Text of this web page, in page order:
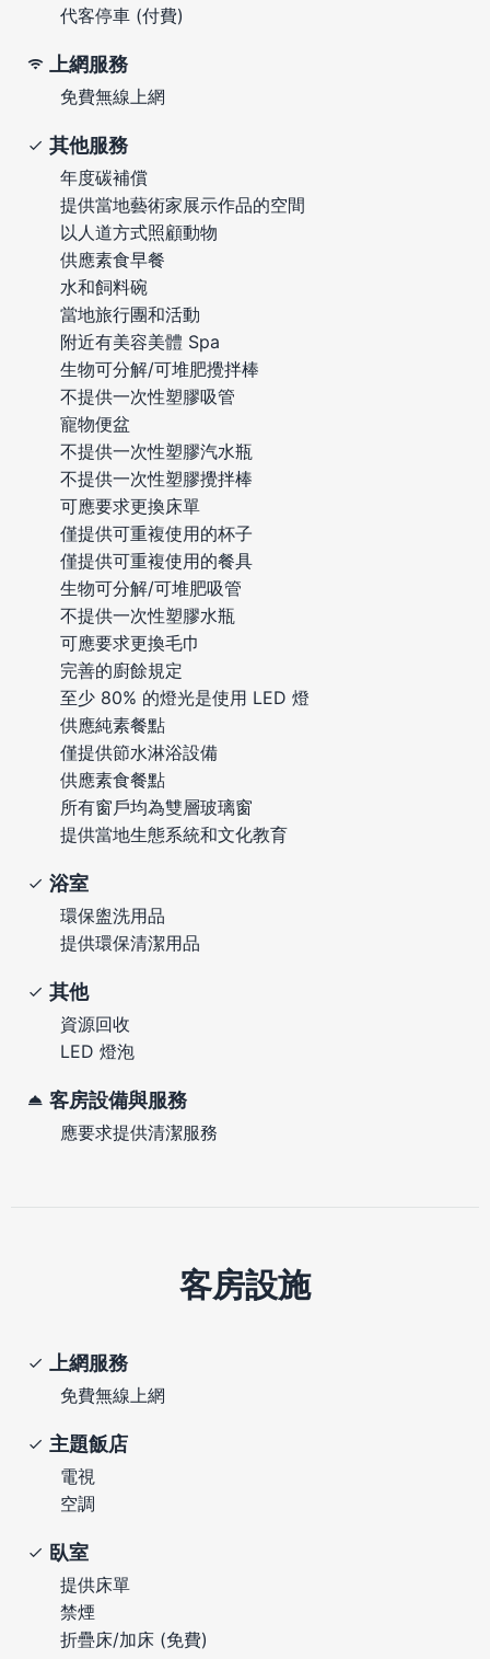
代客停車 (付費)
上網服務
免費無線上網
其他服務
年度碳補償
提供當地藝術家展示作品的空間
以人道方式照顧動物
供應素食早餐
水和飼料碗
當地旅行團和活動
附近有美容美體 Spa
生物可分解/可堆肥攪拌棒
不提供一次性塑膠吸管
寵物便盆
不提供一次性塑膠汽水瓶
不提供一次性塑膠攪拌棒
可應要求更換床單
僅提供可重複使用的杯子
僅提供可重複使用的餐具
生物可分解/可堆肥吸管
不提供一次性塑膠水瓶
可應要求更換毛巾
完善的廚餘規定
至少 80% 的燈光是使用 LED 燈
供應純素餐點
僅提供節水淋浴設備
供應素食餐點
所有窗戶均為雙層玻璃窗
提供當地生態系統和文化教育
浴室
環保盥洗用品
提供環保清潔用品
其他
資源回收
LED 燈泡
客房設備與服務
應要求提供清潔服務
客房設施
上網服務
免費無線上網
主題飯店
電視
空調
臥室
提供床單
禁煙
折疊床/加床 (免費)